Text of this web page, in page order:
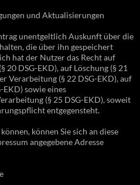
und Aktualisierungen
unentgeltlich Auskunft über die
die über ihn gespeichert
hat der Nutzer das Recht auf
DSG-EKD), auf Löschung (§ 21
Verarbeitung (§ 22 DSG-EKD), auf
sowie eines
(§ 25 DSG-EKD), soweit
entgegensteht.
können Sie sich an diese
angegebene Adresse